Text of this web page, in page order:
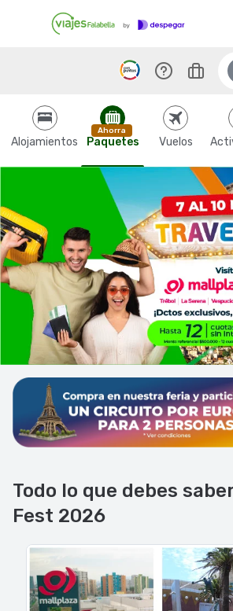
Alojamientos
Ahorra
Paquetes Vuelos
Todo lo que debes
Fest 2026